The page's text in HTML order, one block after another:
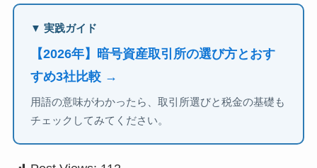
▼ 実践ガイド
【2026年】暗号資産取引所の選び方とおす
すめ3社比較 →
用語の意味がわかったら、取引所選びと税金の基礎も
チェックしてみてください。